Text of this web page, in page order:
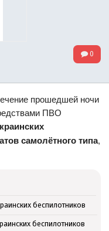
0
прошедшей ночи
ПВО
самолётного типа,
беспилотников
беспилотников